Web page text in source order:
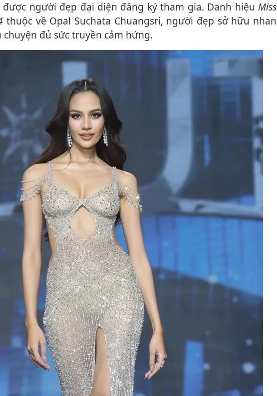
người đẹp đại diện đăng ký tham gia. Danh hiệu Miss
thuộc về Opal Suchata Chuangsri, người đẹp sở hữu nhan
chuyện đủ sức truyền cảm hứng.